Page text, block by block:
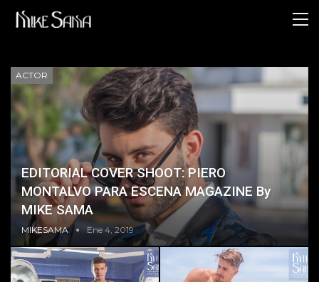
ACTOR
EDITORIAL COVER SHOOT: PIERO
MONTALVO PARA ESCENA MAGAZINE By
MIKE SAMA
MIKESAMA Ene 4, 2019